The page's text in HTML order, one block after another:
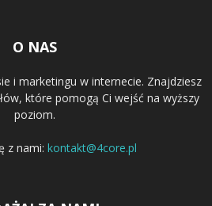
O NAS
i marketingu w internecie. Znajdziesz
które pomogą Ci wejść na wyższy
poziom.
z nami: kontakt@4core.pl